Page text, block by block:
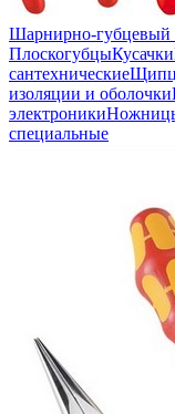
Шарнирно-губцевый
ПлоскогубцыКусачки
сантехнические
изоляции и оболочки
электроникиНожницы
специальные